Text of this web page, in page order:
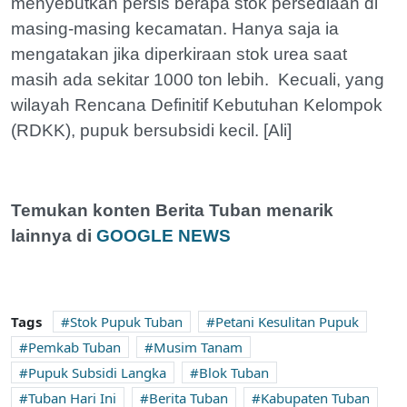
masing-masing kecamatan. Hanya saja ia
mengatakan jika diperkiraan stok urea saat
masih ada sekitar 1000 ton lebih. Kecuali, yang
wilayah Rencana Definitif Kebutuhan Kelompok
(RDKK), pupuk bersubsidi kecil. [Ali]
Temukan konten Berita Tuban menarik
lainnya di GOOGLE NEWS
Tags Stok Pupuk Tuban
Petani Kesulitan Pupuk
Pemkab Tuban
Musim Tanam
Pupuk Subsidi Langka
Blok Tuban
Tuban Hari Ini
Berita Tuban
Kabupaten Tuban